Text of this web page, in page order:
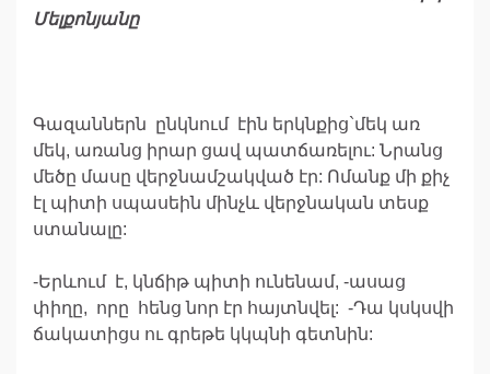
Մելքոնյանը
Գազաններն ընկնում էին երկնքից`մեկ առ
մեկ, առանց իրար ցավ պատճառելու: Նրանց
մեծը մասը վերջնամշակված էր: Ոմանք մի քիչ
էլ պիտի սպասեին մինչև վերջնական տեսք
ստանալը:
-Երևում է, կնճիթ պիտի ունենամ, -ասաց
փիղը, որը հենց նոր էր հայտնվել: -Դա կսկսվի
ճակատիցս ու գրեթե կկպնի գետնին: